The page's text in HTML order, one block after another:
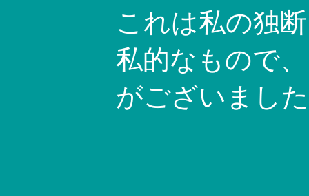
これは私の独
私的なもので
がございまし